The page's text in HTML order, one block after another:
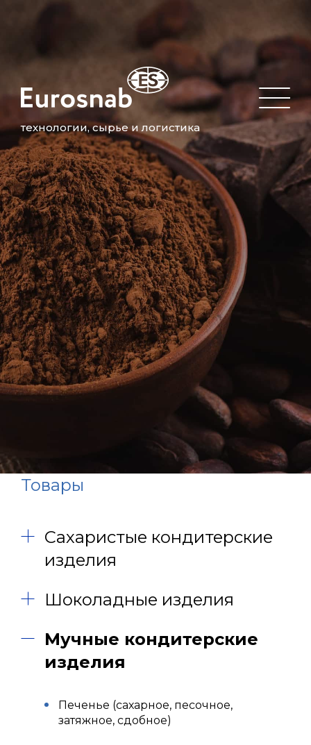
технологии, сырье и логистика
Товары
Сахаристые кондитерские
изделия
Шоколадные изделия
Мучные кондитерские
изделия
Печенье (сахарное, песочное,
затяжное, сдобное)